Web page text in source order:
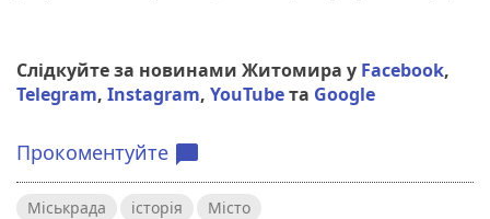
Слідкуйте за новинами Житомира у Facebook,
Telegram, Instagram, YouTubeта Google
Прокоментуйте chat_bubble
Міськрада історія Місто